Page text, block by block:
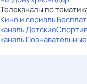
Телеканалы по
Кино и сериалы
каналыДетские
каналыПознавательные